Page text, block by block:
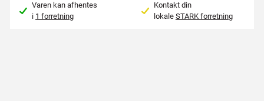
Varen kan afhentes
i 1 forretning
Kontakt din
lokale STARK forretning